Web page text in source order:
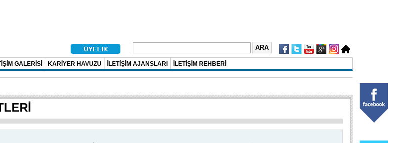
GALERİSİ KARİYER HAVUZU İLETİŞİM AJANSLARI İLETİŞİM REHBERİ